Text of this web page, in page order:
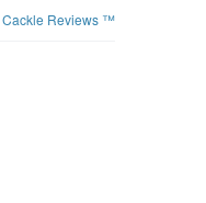
Cackle Reviews ™